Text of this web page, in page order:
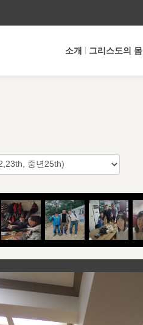
소개 그리스도의 몸